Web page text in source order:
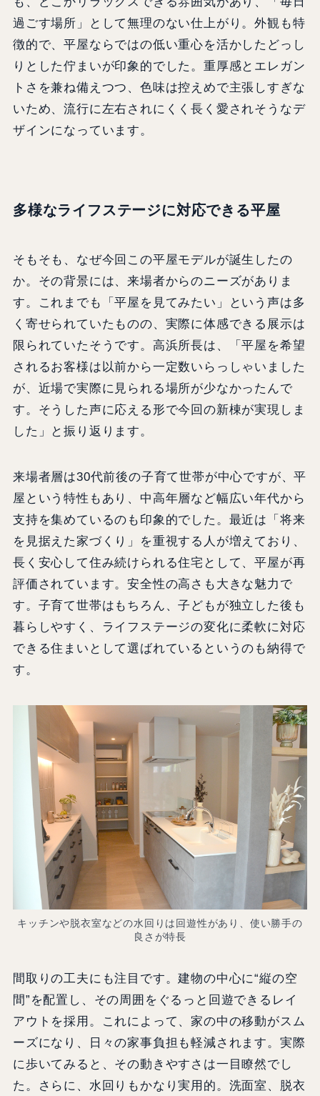
過ごす場所」として無理のない仕上がり。外観も特
徴的で、平屋ならではの低い重心を活かしたどっし
りとした佇まいが印象的でした。重厚感とエレガン
トさを兼ね備えつつ、色味は控えめで主張しすぎな
いため、流行に左右されにくく長く愛されそうなデ
ザインになっています。
多様なライフステージに対応できる平屋
そもそも、なぜ今回この平屋モデルが誕生したの
か。その背景には、来場者からのニーズがありま
す。これまでも「平屋を見てみたい」という声は多
く寄せられていたものの、実際に体感できる展示は
限られていたそうです。高浜所長は、「平屋を希望
されるお客様は以前から一定数いらっしゃいました
が、近場で実際に見られる場所が少なかったんで
す。そうした声に応える形で今回の新棟が実現しま
した」と振り返ります。
来場者層は30代前後の子育て世帯が中心ですが、平
屋という特性もあり、中高年層など幅広い年代から
支持を集めているのも印象的でした。最近は「将来
を見据えた家づくり」を重視する人が増えており、
長く安心して住み続けられる住宅として、平屋が再
評価されています。安全性の高さも大きな魅力で
す。子育て世帯はもちろん、子どもが独立した後も
暮らしやすく、ライフステージの変化に柔軟に対応
できる住まいとして選ばれているというのも納得で
す。
キッチンや脱衣室などの水回りは回遊性があり、使い勝手の
良さが特長
間取りの工夫にも注目です。建物の中心に“縦の空
間”を配置し、その周囲をぐるっと回遊できるレイ
アウトを採用。これによって、家の中の移動がスム
ーズになり、日々の家事負担も軽減されます。実際
に歩いてみると、その動きやすさは一目瞭然でし
た。さらに、水回りもかなり実用的。洗面室、脱衣